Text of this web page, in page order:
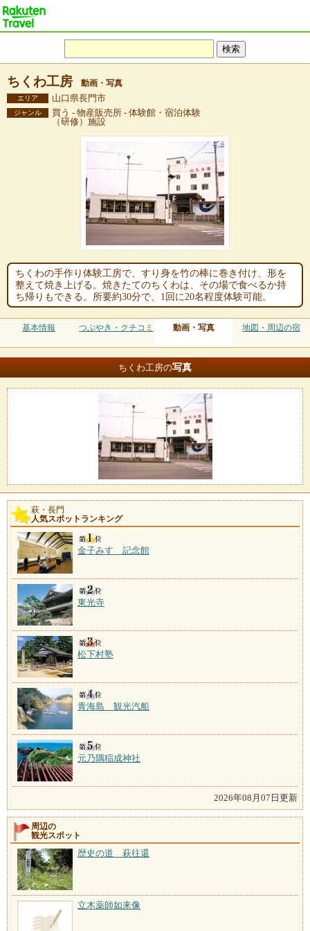
ちくわ工房 動画・写真
エリア 山口県長門市
ジャンル
買う - 物産販売所 - 体験館・宿泊体験
（研修）施設
ちくわの手作り体験工房で、すり身を竹の棒に巻き付け、形を
整えて焼き上げる。焼きたてのちくわは、その場で食べるか持
ち帰りもできる。所要約30分で、1回に20名程度体験可能。
基本情報 つぶやき・クチコミ 動画・写真 地図・周辺の宿
ちくわ工房の写真
萩・長門
人気スポットランキング
金子みすゞ記念館
東光寺
松下村塾
青海島 観光汽船
元乃隅稲成神社
2026年08月07日更新
周辺の
観光スポット
歴史の道 萩往還
立木薬師如来像